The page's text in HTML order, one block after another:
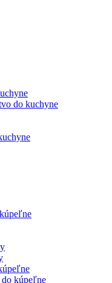
do kuchyne
do kúpeľne